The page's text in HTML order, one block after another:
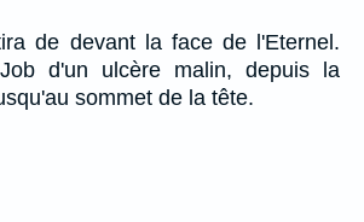
de devant la face de l'Eternel.
d'un ulcère malin, depuis la
sommet de la tête.